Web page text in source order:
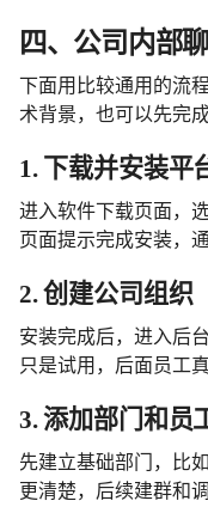
四、公司内部
下面用比较通用的流
术背景，也可以先完
1. 下载并安装平
进入软件下载页面，
页面提示完成安装，
2. 创建公司组织
安装完成后，进入后
只是试用，后面员工
3. 添加部门和员
先建立基础部门，比
更清楚，后续建群和